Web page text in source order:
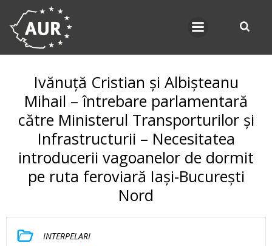
Ivănuță Cristian și Albișteanu
Mihail – întrebare parlamentară
către Ministerul Transporturilor și
Infrastructurii – Necesitatea
introducerii vagoanelor de dormit
pe ruta feroviară Iași-București
Nord
INTERPELARI